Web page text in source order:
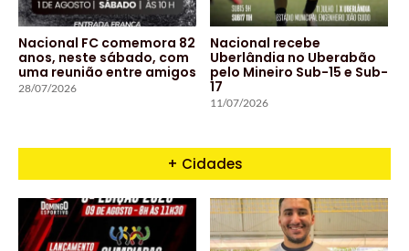
Nacional FC comemora 82
anos, neste sábado, com
uma reunião entre amigos
28/07/2026
Nacional recebe
Uberlândia no Uberabão
pelo Mineiro Sub-15 e Sub-
17
11/07/2026
+ Cidades